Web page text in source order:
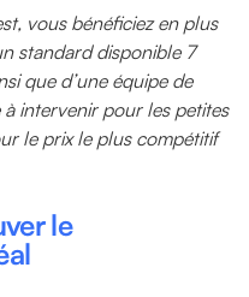
vous bénéficiez en plus
standard disponible 7
que d’une équipe de
intervenir pour les petites
le prix le plus compétitif
le